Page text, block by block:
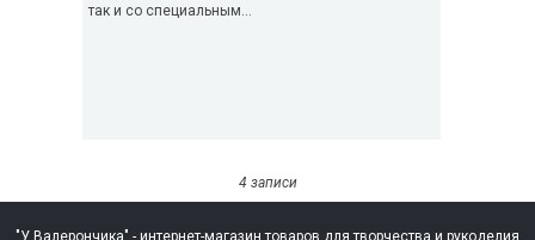
так и со специальным...
4 записи
"У Валерончика" - интернет-магазин товаров для творчества и рукоделия